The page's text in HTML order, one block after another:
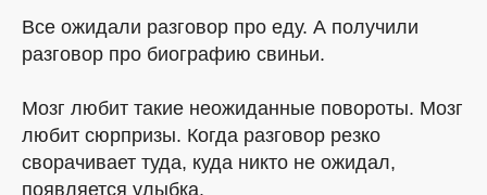
Все ожидали разговор про еду. А получили
разговор про биографию свиньи.
Мозг любит такие неожиданные повороты. Мозг
любит сюрпризы. Когда разговор резко
сворачивает туда, куда никто не ожидал,
появляется улыбка.